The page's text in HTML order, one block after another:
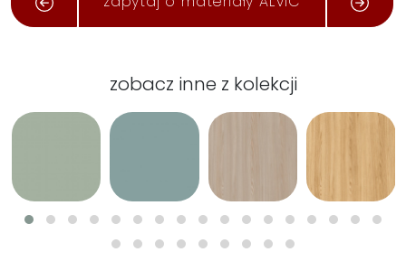
zobacz inne z kolekcji